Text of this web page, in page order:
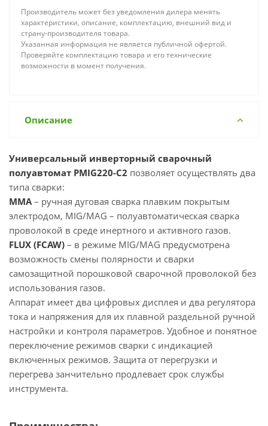
Производитель может без уведомления дилера менять
характеристики, описание, комплектацию, внешний вид и
страну-производителя товара.
Указанная информация не является публичной офертой.
Проверяйте комплектацию товара и его технические
возможности в момент получения.
Описание
Универсальный инверторный сварочный
полуавтомат PMIG220-C2 позволяет осуществлять два
типа сварки:
MMA– ручная дуговая сварка плавким покрытым
электродом, MIG/MAG – полуавтоматическая сварка
проволокой в среде инертного и активного газов.
FLUX (FCAW) – в режиме MIG/MAG предусмотрена
возможность смены полярности и сварки
самозащитной порошковой сварочной проволокой без
использования газов.
Аппарат имеет два цифровых дисплея и два регулятора
тока и напряжения для их плавной раздельной ручной
настройки и контроля параметров. Удобное и понятное
переключение режимов сварки с индикацией
включенных режимов. Защита от перегрузки и
перегрева занчительно продлевает срок службы
инструмента.